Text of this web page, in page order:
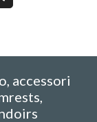
accessori